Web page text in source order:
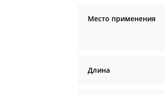
Место применения
Длина